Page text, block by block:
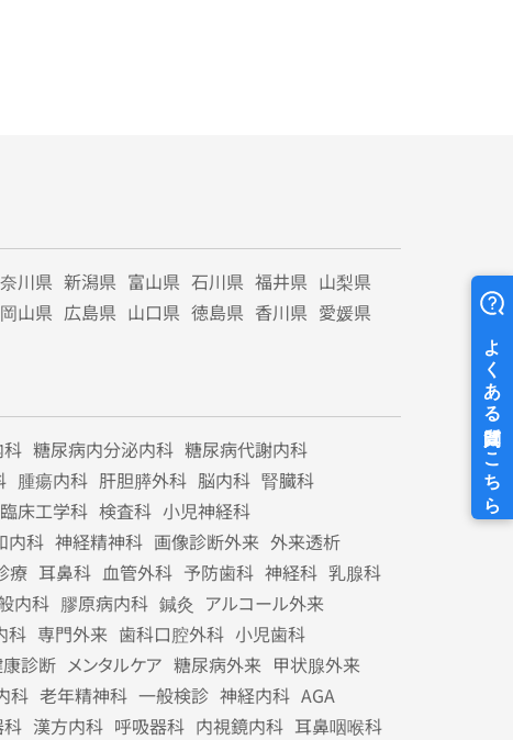
川県 新潟県 富山県 石川県 福井県 山梨県
岡山県 広島県 山口県 徳島県 香川県 愛媛県
糖尿病内分泌内科 糖尿病代謝内科
腫瘍内科 肝胆膵外科 脳内科 腎臓科
臨床工学科 検査科 小児神経科
内科 神経精神科 画像診断外来 外来透析
療 耳鼻科 血管外科 予防歯科 神経科 乳腺科
内科 膠原病内科 鍼灸 アルコール外来
科 専門外来 歯科口腔外科 小児歯科
診断 メンタルケア 糖尿病外来 甲状腺外来
科 老年精神科 一般検診 神経内科 AGA
漢方内科 呼吸器科 内視鏡内科 耳鼻咽喉科